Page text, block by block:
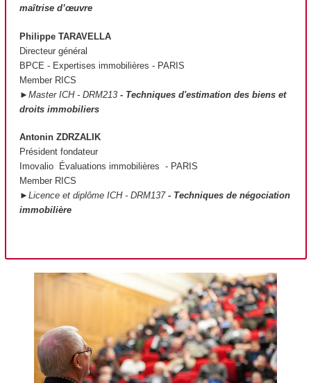
maîtrise d’œuvre
Philippe TARAVELLA
Directeur général
BPCE - Expertises immobilières - PARIS
Member RICS
►Master ICH - DRM213 - Techniques d'estimation des biens et
droits immobiliers
Antonin ZDRZALIK
Président fondateur
Imovalio Évaluations immobilières - PARIS
Member RICS
►Licence et diplôme ICH - DRM137 - Techniques de négociation
immobilière